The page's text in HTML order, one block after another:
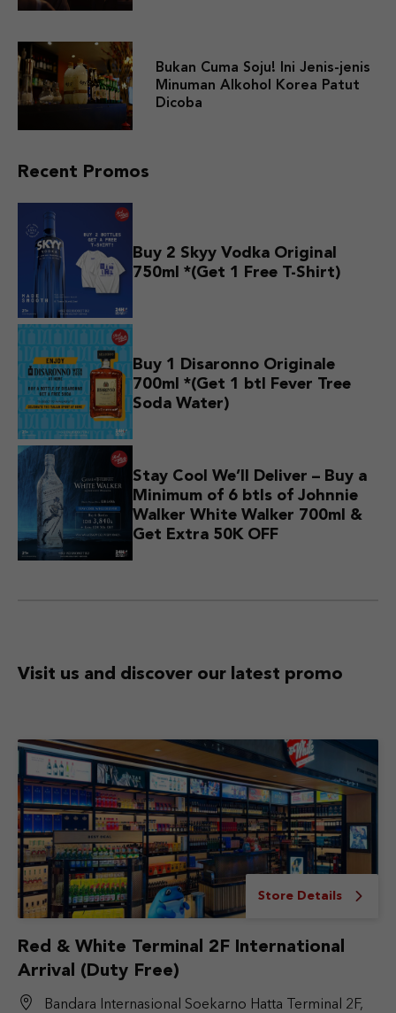
Bukan Cuma Soju! Ini Jenis-jenis
Minuman Alkohol Korea Patut
Dicoba
Recent Promos
Buy 2 Skyy Vodka Original
750ml *(Get 1 Free T-Shirt)
Buy 1 Disaronno Originale
700ml *(Get 1 btl Fever Tree
Soda Water)
Stay Cool We’ll Deliver – Buy a
Minimum of 6 btls of Johnnie
Walker White Walker 700ml &
Get Extra 50K OFF
Visit us and discover our latest promo
Store Details
Red & White Terminal 2F International
Arrival (Duty Free)
Bandara Internasional Soekarno Hatta Terminal 2F,